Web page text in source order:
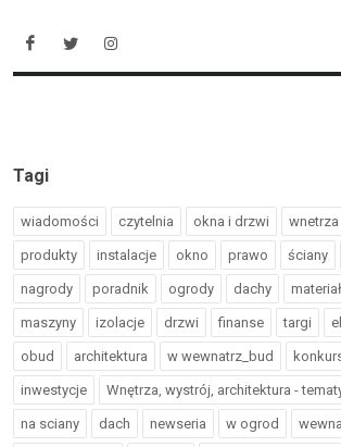
Tagi
wiadomości czytelnia okna i drzwi wnetrza
produkty instalacje okno prawo ściany
nagrody poradnik ogrody dachy
maszyny izolacje drzwi finanse targi
obud architektura w wewnatrz_bud
inwestycje Wnętrza, wystrój, architektura -
na sciany dach newseria w ogrod